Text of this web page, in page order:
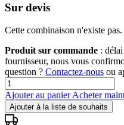
Sur devis
Cette combinaison n'existe pas.
Produit sur commande :
fournisseur, nous vous
question ? Contactez-nous ou
Ajouter au panierAcheter
Ajouter à la liste de souhaits